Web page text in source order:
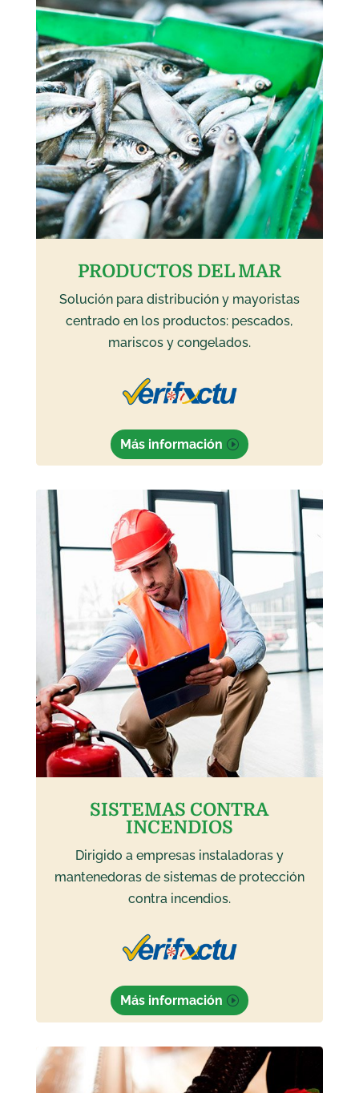
PRODUCTOS DEL MAR
Solución para distribución y mayoristas
centrado en los productos: pescados,
mariscos y congelados.
Más información
SISTEMAS CONTRA
INCENDIOS
Dirigido a empresas instaladoras y
mantenedoras de sistemas de protección
contra incendios.
Más información